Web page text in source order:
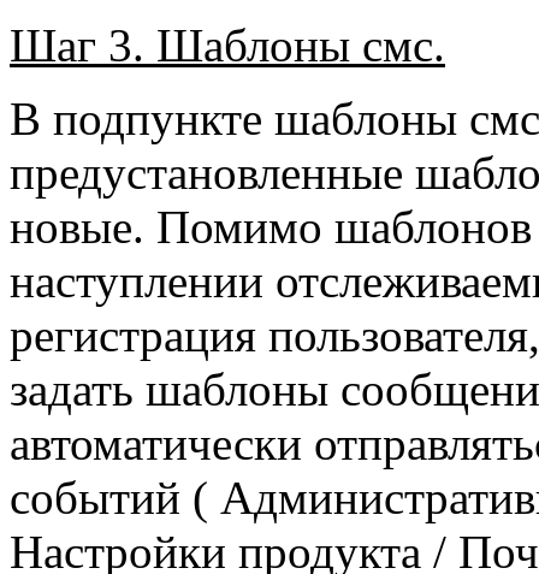
Шаг 3. Шаблоны смс.
В подпункте шаблоны
предустановленные
новые. Помимо шаблонов
наступлении
регистрация
задать шаблоны
автоматически
событий (
Настройки продукта /